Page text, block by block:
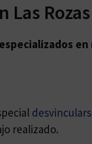
en
realizado.